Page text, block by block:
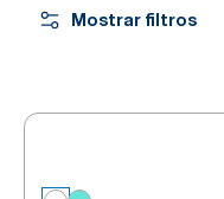
Mostrar filtros